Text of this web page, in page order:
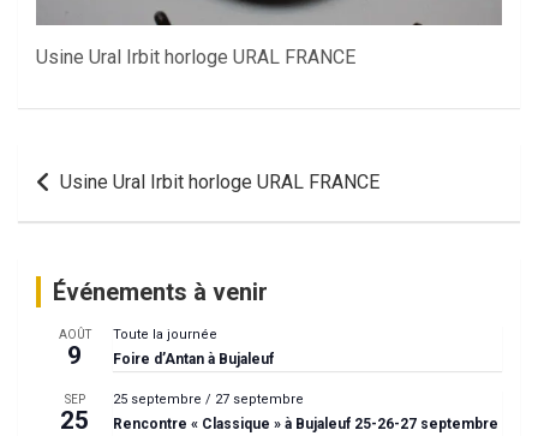
Usine Ural Irbit horloge URAL FRANCE
Navigation
Usine Ural Irbit horloge URAL FRANCE
Événements à venir
AOÛT
9
Toute la journée
Foire d’Antan à Bujaleuf
SEP
25
25 septembre / 27 septembre
Rencontre « Classique » à Bujaleuf 25-26-27 septembre